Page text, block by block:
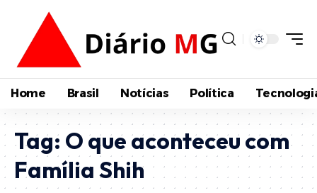
Home Brasil Notícias Política
Tag: O que aconteceu com
Família Shih